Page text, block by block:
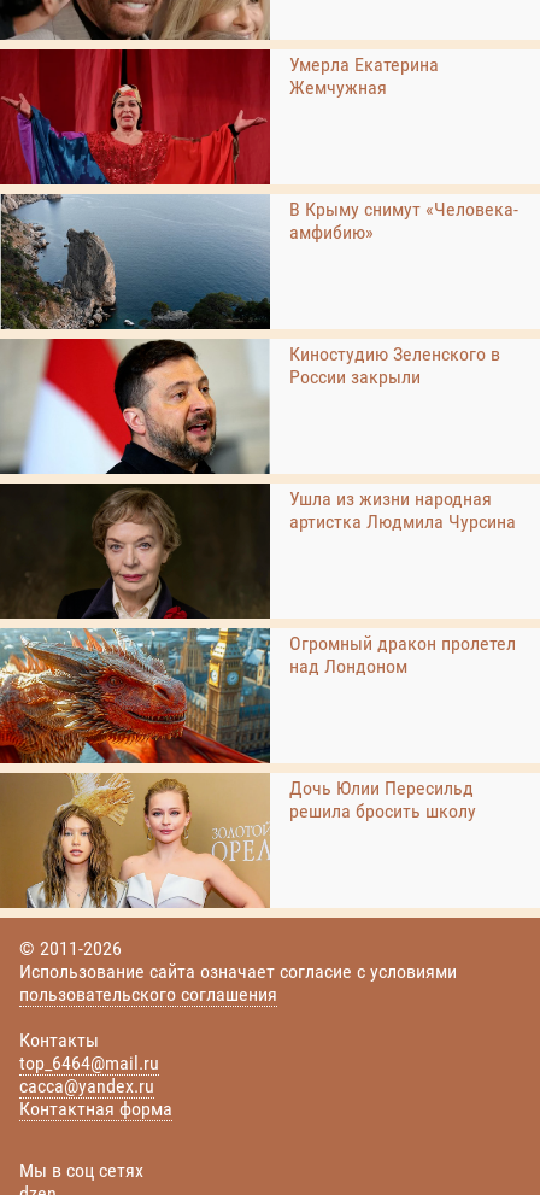
Умерла Екатерина
Жемчужная
В Крыму снимут «Человека-
амфибию»
Киностудию Зеленского в
России закрыли
Ушла из жизни народная
артистка Людмила Чурсина
Огромный дракон пролетел
над Лондоном
Дочь Юлии Пересильд
решила бросить школу
© 2011-2026
Использование сайта означает согласие с условиями
пользовательского соглашения
Контакты
top_6464@mail.ru
cacca@yandex.ru
Контактная форма
Мы в соц сетях